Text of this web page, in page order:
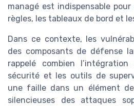
managé est indispensable
règles, les tableaux de bord et
Dans ce contexte, les
des composants de défense
rappelé combien
sécurité et les outils de
une faille dans un élément
silencieuses des attaques